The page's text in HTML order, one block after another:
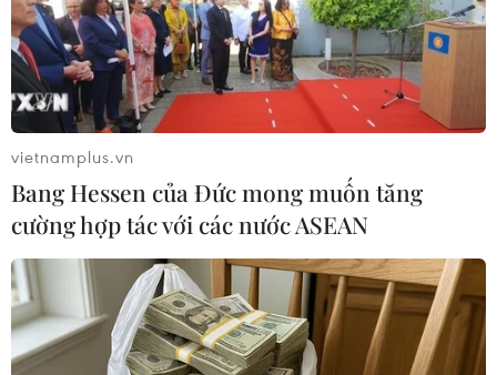
#Indonesia #Hỏa hoạn
#Bắc Sumatra
#Xưởng sản xuất diêm
Theo dõi VietnamPlus
vietnamplus.vn
Bang Hessen của Đức mong muốn tăng
cường hợp tác với các nước ASEAN